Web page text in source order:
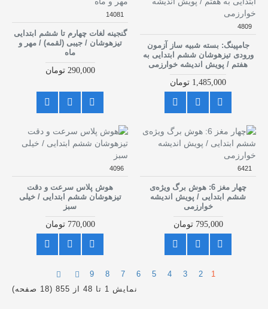
4809
جامپینگ: بسته شبیه ساز آزمون
ورودی تیزهوشان ششم ابتدایی به
هفتم / پویش اندیشه خوارزمی
1,485,000 تومان
14081
گنجینه لغات چهارم تا ششم ابتدایی
تیزهوشان / جیبی (لقمه) / مهر و
ماه
290,000 تومان
6421
چهار مغز 6: هوش برگ ویژه‌ی
ششم ابتدایی / پویش اندیشه
خوارزمی
795,000 تومان
4096
هوش پلاس سرعت و دقت
تیزهوشان ششم ابتدایی / خیلی
سبز
770,000 تومان
1
2
3
4
5
6
7
8
9
نمایش 1 تا 48 از 855 (18 صفحه)